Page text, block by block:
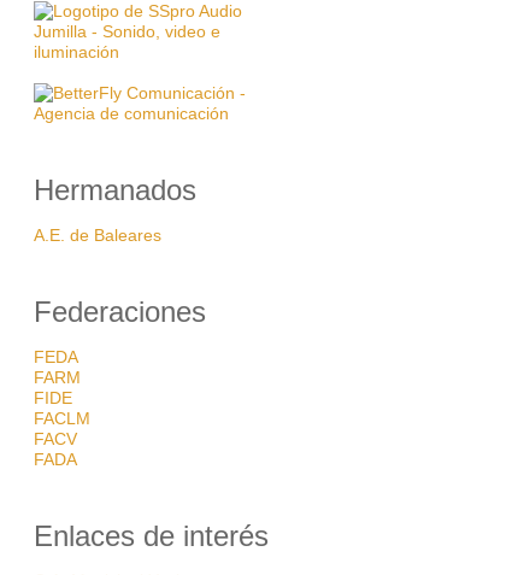
Hermanados
A.E. de Baleares
Federaciones
FEDA
FARM
FIDE
FACLM
FACV
FADA
Enlaces de interés